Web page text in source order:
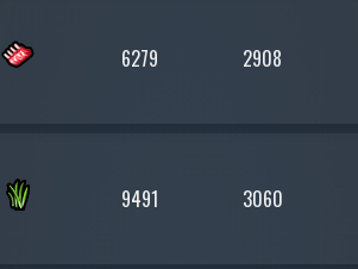
6279 2908
9491 3060